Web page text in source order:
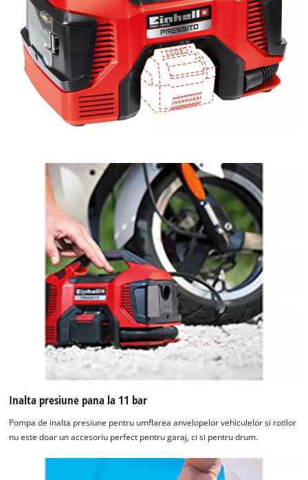
Inalta presiune pana la 11 bar
Pompa de inalta presiune pentru umflarea anvelopelor vehiculelor si rotilor
nu este doar un accesoriu perfect pentru garaj, ci si pentru drum.